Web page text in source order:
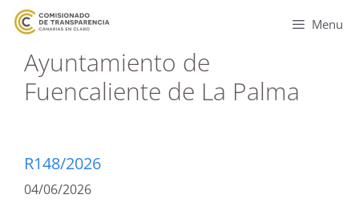
Menu
Ayuntamiento de
Fuencaliente de La Palma
R148/2026
04/06/2026